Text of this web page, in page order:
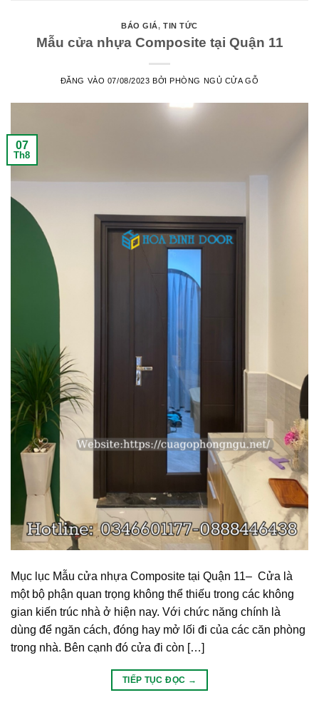
BÁO GIÁ,TIN TỨC
Mẫu cửa nhựa Composite tại Quận 11
ĐĂNG VÀO 07/08/2023 BỞIPHÒNG NGỦ CỬA GỖ
07
Th8
Mục lục Mẫu cửa nhựa Composite tại Quận 11– Cửa là
một bộ phận quan trọng không thể thiếu trong các không
gian kiến trúc nhà ở hiện nay. Với chức năng chính là
dùng để ngăn cách, đóng hay mở lối đi của các căn phòng
trong nhà. Bên cạnh đó cửa đi còn […]
TIẾP TỤC ĐỌC →